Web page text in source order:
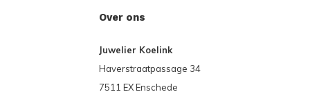
Over ons
Juwelier Koelink
Haverstraatpassage 34
7511 EX Enschede